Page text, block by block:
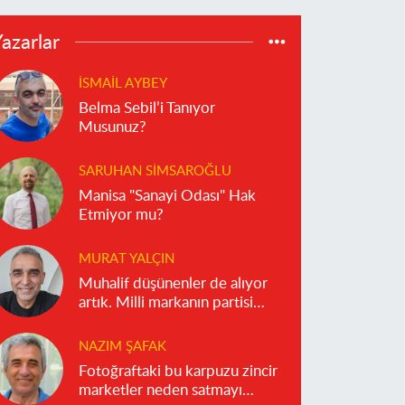
İSMAIL AYBEY
Belma Sebil’i Tanıyor
Musunuz?
SARUHAN SIMSAROĞLU
Manisa "Sanayi Odası" Hak
Etmiyor mu?
MURAT YALÇIN
Muhalif düşünenler de alıyor
artık. Milli markanın partisi
NAZIM ŞAFAK
Fotoğraftaki bu karpuzu zincir
marketler neden satmayı